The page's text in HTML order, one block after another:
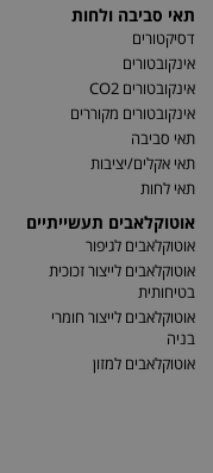
תאי סביבה ולחות
דסיקטורים
אינקובטורים
אינקובטורים CO2
אינקובטורים מקוררים
תאי סביבה
תאי אקלים/יציבות
תאי לחות
אוטוקלאבים תעשייתיים
אוטוקלאבים לגיפור
אוטוקלאבים לייצור זכוכית
בטיחותית
אוטוקלאבים לייצור חומרי
בניה
אוטוקלאבים למזון